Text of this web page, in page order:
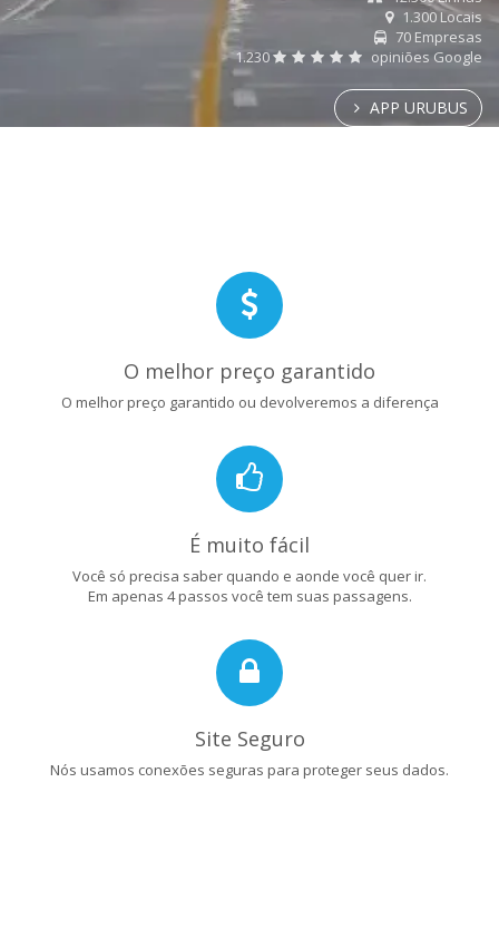
1.300 Locais
70 Empresas
1.230
opiniões Google
APP URUBUS
O melhor preço garantido
O melhor preço garantido ou devolveremos a diferença
É muito fácil
Você só precisa saber quando e aonde você quer ir.
Em apenas 4 passos você tem suas passagens.
Site Seguro
Nós usamos conexões seguras para proteger seus dados.